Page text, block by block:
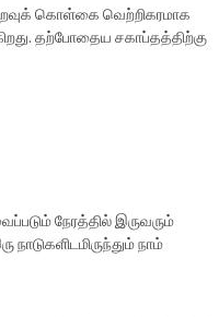
கொள்கை வெற்றிகரமாக
தற்போதைய சகாப்தத்திற்கு
நேரத்தில் இருவரும்
நாம்